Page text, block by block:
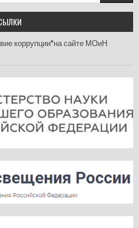
коррупции"на сайте МОиН